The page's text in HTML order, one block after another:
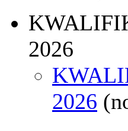
2026
2026